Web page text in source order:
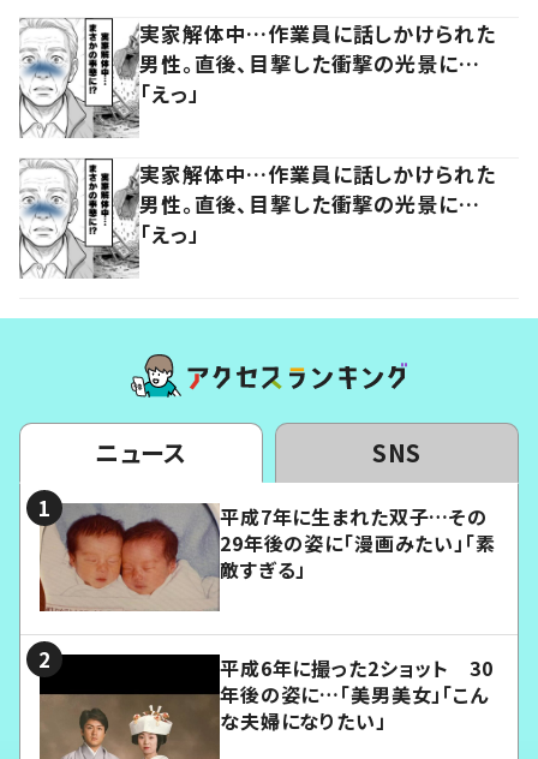
実家解体中…作業員に話しかけられた
男性。直後、目撃した衝撃の光景に…
「えっ」
実家解体中…作業員に話しかけられた
男性。直後、目撃した衝撃の光景に…
「えっ」
ニュース SNS
平成7年に生まれた双子…その
29年後の姿に「漫画みたい」「素
敵すぎる」
平成6年に撮った2ショット 30
年後の姿に…「美男美女」「こん
な夫婦になりたい」